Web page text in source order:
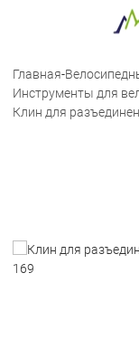
Главная-
Инструменты для
Клин для